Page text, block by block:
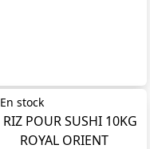
En stock